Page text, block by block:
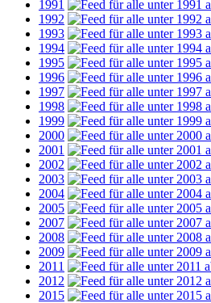
1991
1992
1993
1994
1995
1996
1997
1998
1999
2000
2001
2002
2003
2004
2005
2007
2008
2009
2011
2012
2015